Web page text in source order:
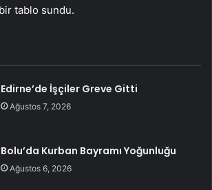
tablo sundu.
Edirne’de İşçiler Greve Gitti
Ağustos 7, 2026
Bolu’da Kurban Bayramı Yoğunluğu
Ağustos 6, 2026